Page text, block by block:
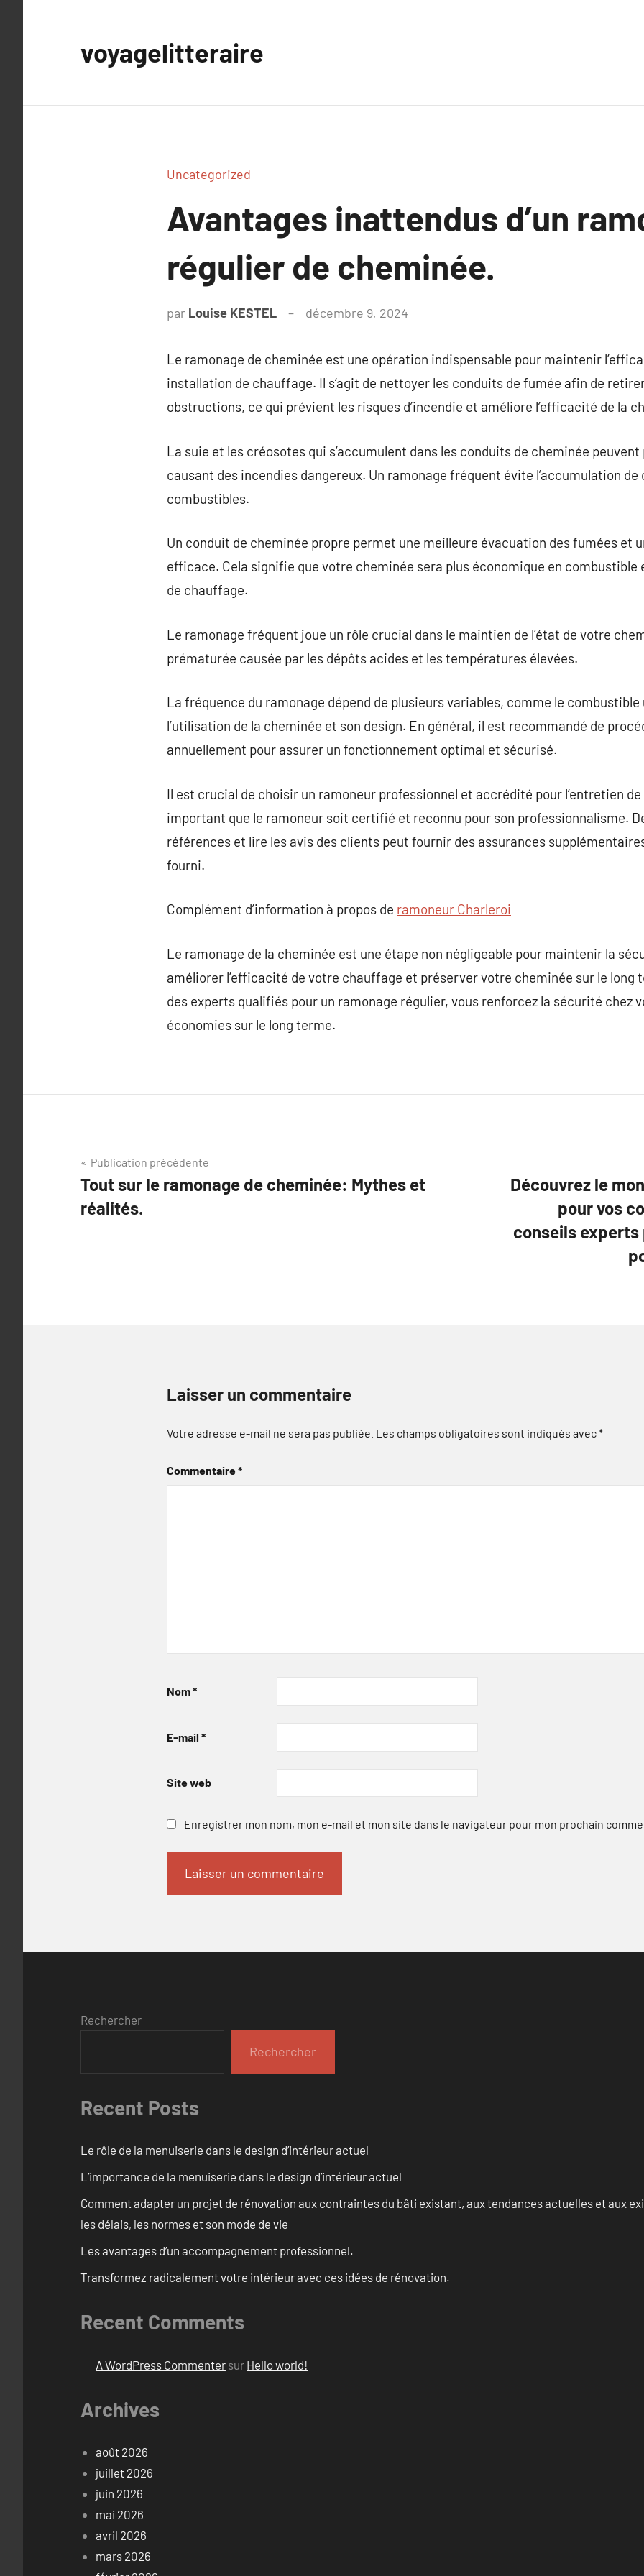
voyagelitteraire
Uncategorized
Avantages inattendus d’un
régulier de cheminée.
par Louise KESTEL décembre 9, 2024
Le ramonage de cheminée est une opération indispensable pour maintenir
installation de chauffage. Il s’agit de nettoyer les conduits de fumée afin de
obstructions, ce qui prévient les risques d’incendie et améliore l’efficacité de la
La suie et les créosotes qui s’accumulent dans les conduits de cheminée
causant des incendies dangereux. Un ramonage fréquent évite l’accumulation de
combustibles.
Un conduit de cheminée propre permet une meilleure évacuation des fumées et
efficace. Cela signifie que votre cheminée sera plus économique en
de chauffage.
Le ramonage fréquent joue un rôle crucial dans le maintien de l’état de votre
prématurée causée par les dépôts acides et les températures élevées.
La fréquence du ramonage dépend de plusieurs variables, comme le combustible
l’utilisation de la cheminée et son design. En général, il est recommandé de
annuellement pour assurer un fonctionnement optimal et sécurisé.
Il est crucial de choisir un ramoneur professionnel et accrédité pour l’entretien
important que le ramoneur soit certifié et reconnu pour son professionnalisme.
références et lire les avis des clients peut fournir des assurances
fourni.
Complément d’information à propos de ramoneur Charleroi
Le ramonage de la cheminée est une étape non négligeable pour maintenir la
améliorer l’efficacité de votre chauffage et préserver votre cheminée sur le long
des experts qualifiés pour un ramonage régulier, vous renforcez la sécurité chez
économies sur le long terme.
Navigation
de
l’article
Publication précédente
Tout sur le ramonage de cheminée: Mythes et
réalités.
Découvrez le
pour vos
conseils
Laisser un commentaire
Votre adresse e-mail ne sera pas publiée. Les champs obligatoires sont indiqués avec*
Commentaire*
Nom*
E-mail *
Site web
Enregistrer mon nom, mon e-mail et mon site dans le navigateur pour mon prochain
Rechercher
Rechercher
Recent Posts
Le rôle de la menuiserie dans le design d’intérieur actuel
L’importance de la menuiserie dans le design d’intérieur actuel
Comment adapter un projet de rénovation aux contraintes du bâti existant, aux tendances actuelles et aux
les délais, les normes et son mode de vie
Les avantages d’un accompagnement professionnel.
Transformez radicalement votre intérieur avec ces idées de rénovation.
Recent Comments
A WordPress Commenter sur Hello world!
Archives
août 2026
juillet 2026
juin 2026
mai 2026
avril 2026
mars 2026